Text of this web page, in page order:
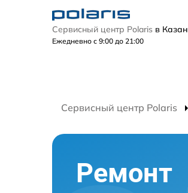
Сервисный центр Polaris в
Ежедневно с 9:00 до 21:00
Сервисный центр Polaris
Ремонт